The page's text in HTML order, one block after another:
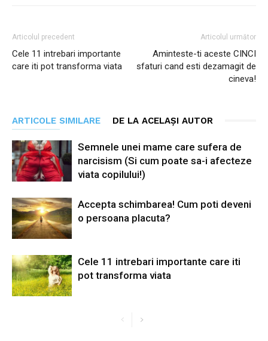
Articolul precedent
Cele 11 intrebari importante
care iti pot transforma viata
Articolul următor
Aminteste-ti aceste CINCI
sfaturi cand esti dezamagit de
cineva!
ARTICOLE SIMILARE DE LA ACELAȘI AUTOR
Semnele unei mame care sufera de
narcisism (Si cum poate sa-i afecteze
viata copilului!)
Accepta schimbarea! Cum poti deveni
o persoana placuta?
Cele 11 intrebari importante care iti
pot transforma viata